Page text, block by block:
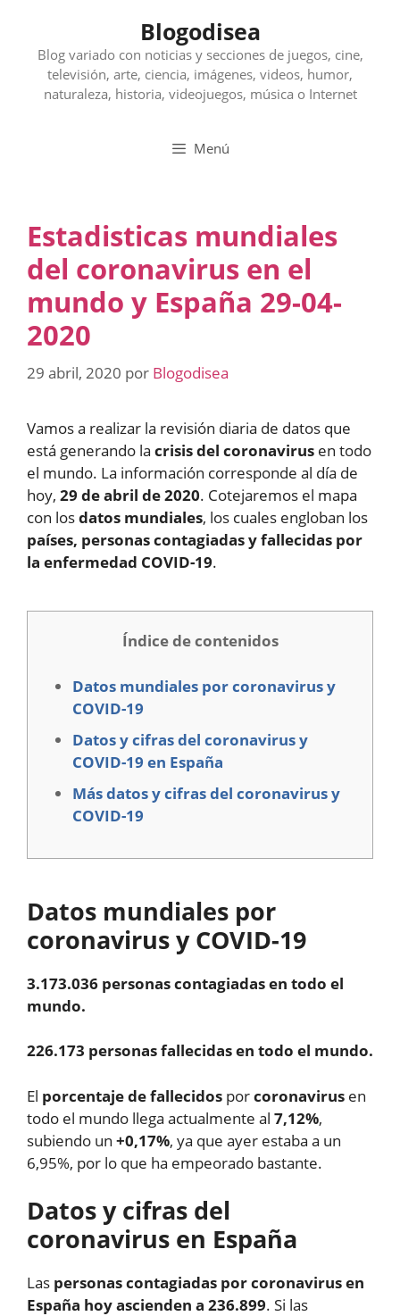
contenido
Blogodisea
Blog variado con noticias y secciones de juegos, cine,
televisión, arte, ciencia, imágenes, videos, humor,
naturaleza, historia, videojuegos, música o Internet
Menú
Estadisticas mundiales
del coronavirus en el
mundo y España 29-04-
2020
29 abril, 2020 por Blogodisea
Vamos a realizar la revisión diaria de datos que
está generando la crisis del coronavirus en todo
el mundo. La información corresponde al día de
hoy, 29 de abril de 2020. Cotejaremos el mapa
con losdatos mundiales, los cuales engloban los
países, personas contagiadas y fallecidas por
la enfermedad COVID-19.
Índice de contenidos
Datos mundiales por coronavirus y
COVID-19
Datos y cifras del coronavirus y
COVID-19 en España
Más datos y cifras del coronavirus y
COVID-19
Datos mundiales por
coronavirus y COVID-19
3.173.036 personas contagiadas en todo el
mundo.
226.173 personas fallecidas en todo el mundo.
El porcentaje de fallecidos porcoronavirus en
todo el mundo llega actualmente al 7,12%,
subiendo un +0,17%, ya que ayer estaba a un
6,95%, por lo que ha empeorado bastante.
Datos y cifras del
coronavirus en España
Las personas contagiadas por coronavirus en
España hoy ascienden a 236.899. Si las